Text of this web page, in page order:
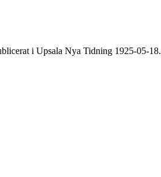
i Upsala Nya Tidning 1925-­05-­18.